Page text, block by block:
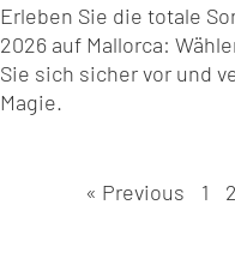
Erleben Sie die totale
2026 auf Mallorca:
Sie sich sicher vor und
Magie.
« Previous 1 2